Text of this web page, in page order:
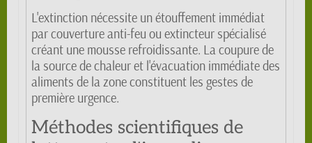
L'extinction nécessite un étouffement immédiat
par couverture anti-feu ou extincteur spécialisé
créant une mousse refroidissante. La coupure de
la source de chaleur et l'évacuation immédiate des
aliments de la zone constituent les gestes de
première urgence.
Méthodes scientifiques de